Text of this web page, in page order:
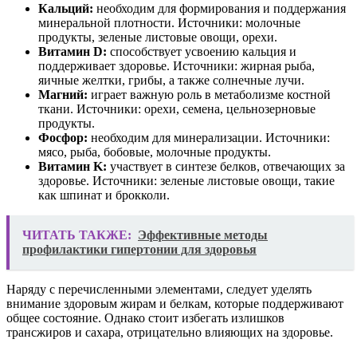
Кальций: необходим для формирования и поддержания
минеральной плотности. Источники: молочные
продукты, зеленые листовые овощи, орехи.
Витамин D: способствует усвоению кальция и
поддерживает здоровье. Источники: жирная рыба,
яичные желтки, грибы, а также солнечные лучи.
Магний: играет важную роль в метаболизме костной
ткани. Источники: орехи, семена, цельнозерновые
продукты.
Фосфор: необходим для минерализации. Источники:
мясо, рыба, бобовые, молочные продукты.
Витамин K: участвует в синтезе белков, отвечающих за
здоровье. Источники: зеленые листовые овощи, такие
как шпинат и брокколи.
ЧИТАТЬ ТАКЖЕ: Эффективные методы
профилактики гипертонии для здоровья
Наряду с перечисленными элементами, следует уделять
внимание здоровым жирам и белкам, которые поддерживают
общее состояние. Однако стоит избегать излишков
трансжиров и сахара, отрицательно влияющих на здоровье.